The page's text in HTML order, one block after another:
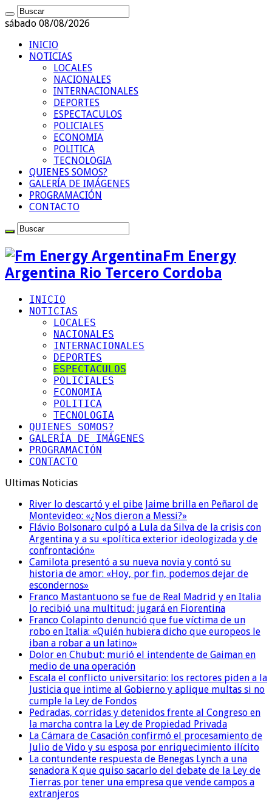
sábado 08/08/2026
INICIO
NOTICIAS
LOCALES
NACIONALES
INTERNACIONALES
DEPORTES
ESPECTACULOS
POLICIALES
ECONOMIA
POLITICA
TECNOLOGIA
QUIENES SOMOS?
GALERÍA DE IMÁGENES
PROGRAMACIÓN
CONTACTO
Fm Energy
Argentina Rio Tercero Cordoba
INICIO
NOTICIAS
LOCALES
NACIONALES
INTERNACIONALES
DEPORTES
ESPECTACULOS
POLICIALES
ECONOMIA
POLITICA
TECNOLOGIA
QUIENES SOMOS?
GALERÍA DE IMÁGENES
PROGRAMACIÓN
CONTACTO
Ultimas Noticias
River lo descartó y el pibe Jaime brilla en Peñarol de
Montevideo: «¿Nos dieron a Messi?»
Flávio Bolsonaro culpó a Lula da Silva de la crisis con
Argentina y a su «política exterior ideologizada y de
confrontación»
Camilota presentó a su nueva novia y contó su
historia de amor: «Hoy, por fin, podemos dejar de
escondernos»
Franco Mastantuono se fue de Real Madrid y en Italia
lo recibió una multitud: jugará en Fiorentina
Franco Colapinto denunció que fue víctima de un
robo en Italia: «Quién hubiera dicho que europeos le
iban a robar a un latino»
Dolor en Chubut: murió el intendente de Gaiman en
medio de una operación
Escala el conflicto universitario: los rectores piden a la
Justicia que intime al Gobierno y aplique multas si no
cumple la Ley de Fondos
Pedradas, corridas y detenidos frente al Congreso en
la marcha contra la Ley de Propiedad Privada
La Cámara de Casación confirmó el procesamiento de
Julio de Vido y su esposa por enriquecimiento ilícito
La contundente respuesta de Benegas Lynch a una
senadora K que quiso sacarlo del debate de la Ley de
Tierras por tener una empresa que vende campos a
extranjeros